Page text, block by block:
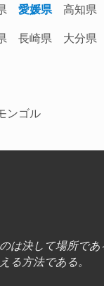
県愛媛県高知県
長崎県 大分県
ゴル
は決して場所で
る方法である。